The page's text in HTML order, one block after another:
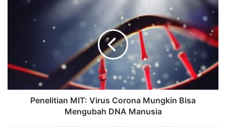
Penelitian MIT: Virus Corona Mungkin Bisa
Mengubah DNA Manusia